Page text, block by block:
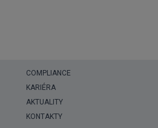
COMPLIANCE
KARIÉRA
AKTUALITY
KONTAKTY